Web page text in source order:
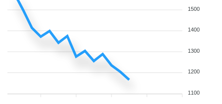
zzcrewe
vik-888
1750 0 b
1424
1625 0 b
w
1500
1400
1300
1200
1100